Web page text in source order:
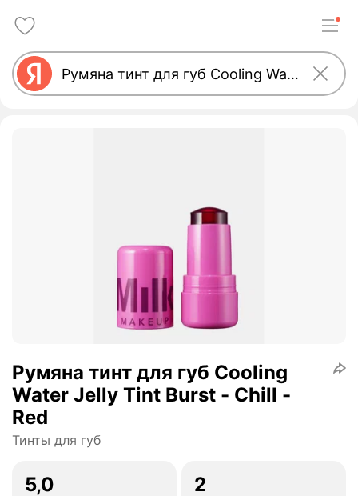
Румяна тинт для губ Cooling
Water Jelly Tint Burst - Chill -
Red
Тинты для губ
5,0 2